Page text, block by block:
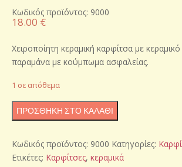
Κωδικός προϊόντος: 9000
18.00 €
Χειροποίητη κεραμική καρφίτσα με
παραμάνα με κούμπωμα ασφαλείας.
1 σε απόθεμα
Χειροποίητη
κεραμική
"Λουλούδι"
ποσότητα
ΠΡΟΣΘΉΚΗ ΣΤΟ ΚΑΛΆΘΙ
Κωδικός προϊόντος: 9000 Κατηγορίες:
Ετικέτες: Καρφίτσες, κεραμικά